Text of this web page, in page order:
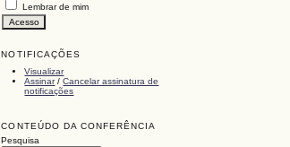
Lembrar de mim
NOTIFICAÇÕES
Visualizar
Assinar/Cancelar assinatura de
notificações
CONTEÚDO DA CONFERÊNCIA
Pesquisa